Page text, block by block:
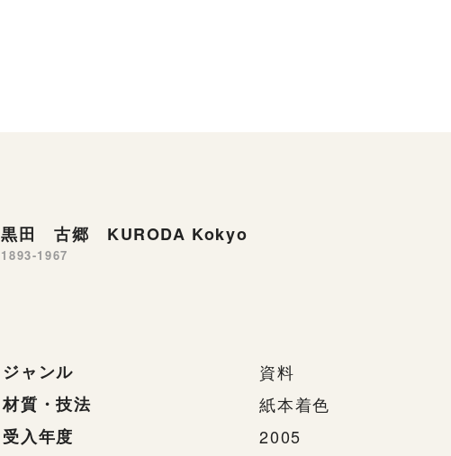
黒田 古郷 KURODA Kokyo
1893-1967
ジャンル
資料
材質・技法
紙本着色
受入年度
2005